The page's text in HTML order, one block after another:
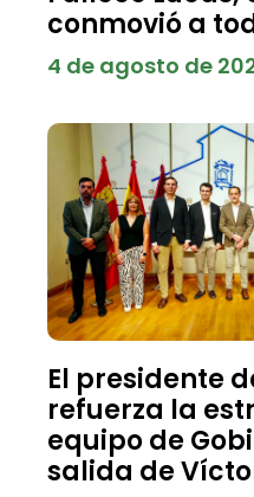
conmovió a
4 de agosto de
El presidente
refuerza la
equipo de
salida de